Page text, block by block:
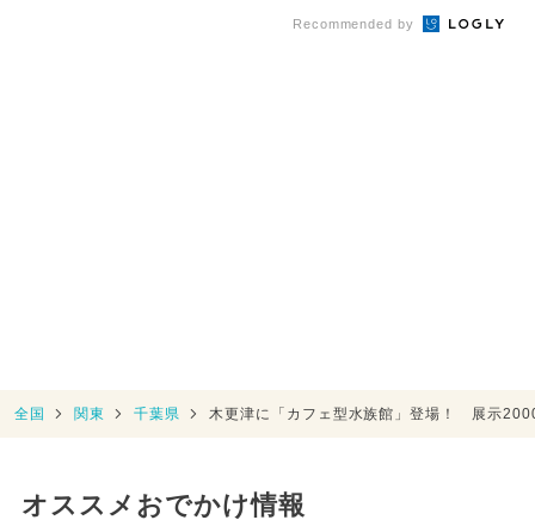
Recommended by
全国 関東 千葉県 木更津に「カフェ型水族館」登場！ 展示
オススメおでかけ情報